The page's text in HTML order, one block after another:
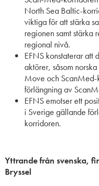
North Sea Baltic-
viktiga för att stärka
regionen samt stärka
regional nivå.
EFNS konstaterar att
aktörer, såsom
Move och ScanMed-
förlängning av
EFNS emotser ett
i Sverige gällande
korridoren.
Yttrande från svenska,
Bryssel